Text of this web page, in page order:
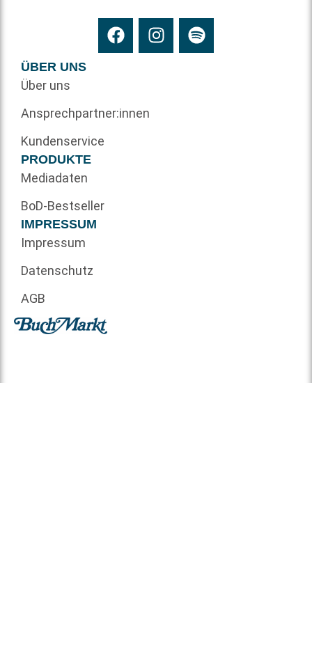
ÜBER UNS
Über uns
Ansprechpartner:innen
Kundenservice
PRODUKTE
Mediadaten
BoD-Bestseller
IMPRESSUM
Impressum
Datenschutz
AGB